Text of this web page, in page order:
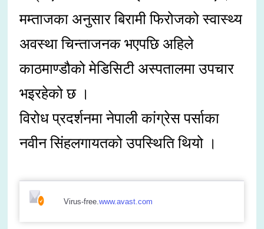
मम्ताजका अनुसार बिरामी फिरोजको स्वास्थ्य
अवस्था चिन्ताजनक भएपछि अहिले
काठमाण्डौको मेडिसिटी अस्पतालमा उपचार
भइरहेको छ ।
विरोध प्रदर्शनमा नेपाली कांग्रेस पर्साका
नवीन सिंहलगायतको उपस्थिति थियो ।
Virus-free.www.avast.com